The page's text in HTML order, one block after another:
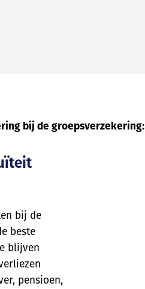
bij de groepsverzekering:
bij de
beste
blijven
pensioen,